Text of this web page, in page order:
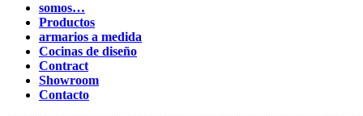
somos…
Productos
armarios a medida
Cocinas de diseño
Contract
Showroom
Contacto